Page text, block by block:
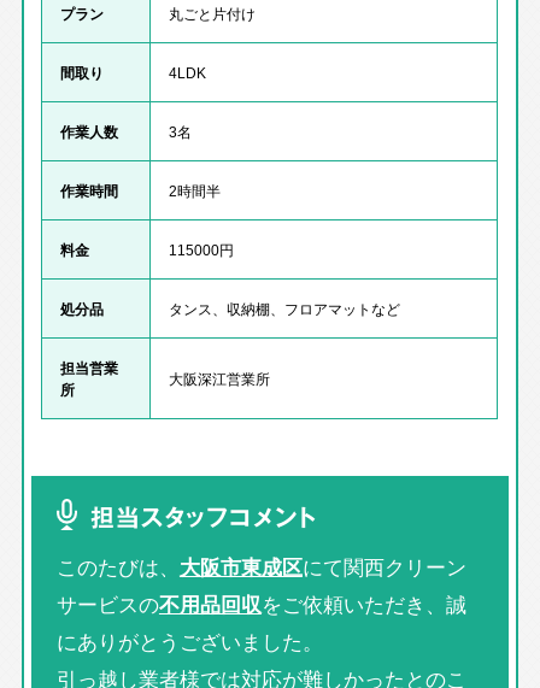
プラン 丸ごと片付け
間取り 4LDK
作業人数 3名
作業時間 2時間半
料金 115000円
処分品 タンス、収納棚、フロアマットなど
担当営業
所
大阪深江営業所
担当スタッフコメント
このたびは、 大阪市東成区にて関西クリーン
サービスの不用品回収をご依頼いただき、誠
にありがとうございました。
引っ越し業者様では対応が難しかったとのこ